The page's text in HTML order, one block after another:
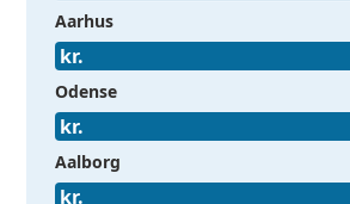
Aarhus
Odense
Aalborg